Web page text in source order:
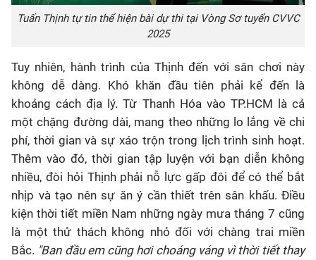
Tuấn Thịnh tự tin thể hiện bài dự thi tại Vòng Sơ tuyển CVVC
2025
Tuy nhiên, hành trình của Thịnh đến với sân chơi này
không dễ dàng. Khó khăn đầu tiên phải kể đến là
khoảng cách địa lý. Từ Thanh Hóa vào TP.HCM là cả
một chặng đường dài, mang theo những lo lắng về chi
phí, thời gian và sự xáo trộn trong lịch trình sinh hoạt.
Thêm vào đó, thời gian tập luyện với bạn diễn không
nhiều, đòi hỏi Thịnh phải nỗ lực gấp đôi để có thể bắt
nhịp và tạo nên sự ăn ý cần thiết trên sân khấu. Điều
kiện thời tiết miền Nam những ngày mưa tháng 7 cũng
là một thử thách không nhỏ đối với chàng trai miền
Bắc. "Ban đầu em cũng hơi choáng váng vì thời tiết thay